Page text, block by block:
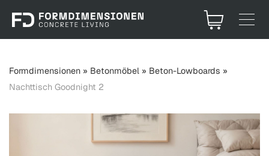
Formdimensionen » Betonmöbel » Beton-Lowboards »
Nachttisch Goodnight 2